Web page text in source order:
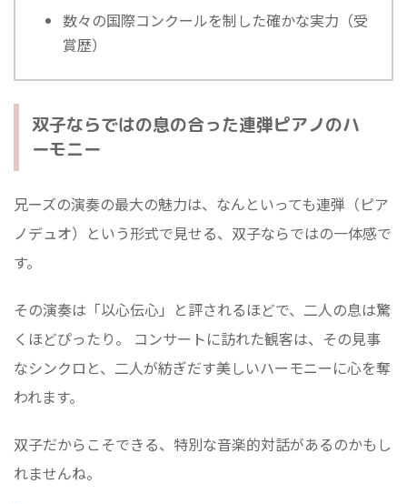
数々の国際コンクールを制した確かな実力（受
賞歴）
双子ならではの息の合った連弾ピアノのハ
ーモニー
兄ーズの演奏の最大の魅力は、なんといっても連弾（ピア
ノデュオ）という形式で見せる、双子ならではの一体感で
す。
その演奏は「以心伝心」と評されるほどで、二人の息は驚
くほどぴったり。 コンサートに訪れた観客は、その見事
なシンクロと、二人が紡ぎだす美しいハーモニーに心を奪
われます。
双子だからこそできる、特別な音楽的対話があるのかもし
れませんね。